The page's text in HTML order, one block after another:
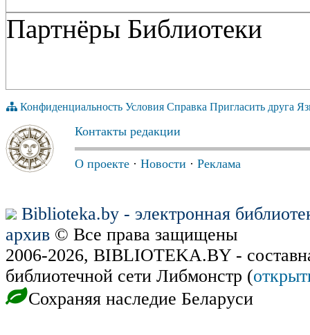
Партнёры Библиотеки
Конфиденциальность Условия Справка Пригласить друга
Контакты редакции
О проекте · Новости · Реклама
Biblioteka.by - электронная
архив © Все права защищены
2006-2026, BIBLIOTEKA.BY -
библиотечной сети Либмонстр (
Сохраняя наследие Беларуси